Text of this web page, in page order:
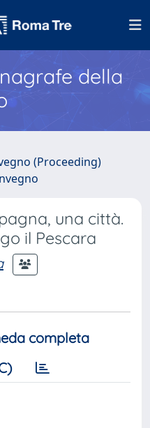
della
(Proceeding)
una città.
il Pescara
completa